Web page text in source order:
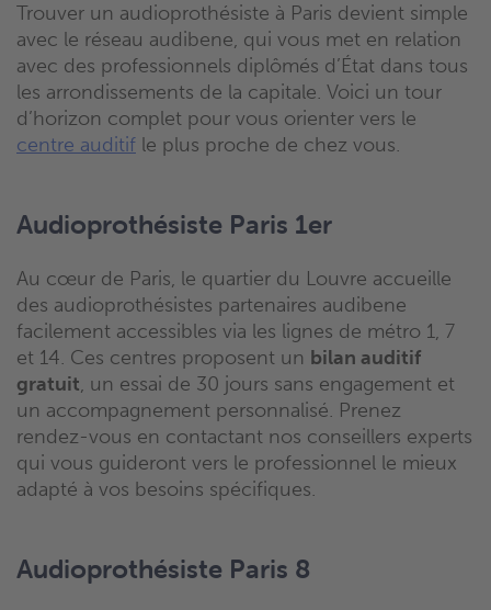
Trouver un audioprothésiste à Paris devient simple
avec le réseau audibene, qui vous met en relation
avec des professionnels diplômés d’État dans tous
les arrondissements de la capitale. Voici un tour
d’horizon complet pour vous orienter vers le
centre auditif le plus proche de chez vous.
Audioprothésiste Paris 1er
Au cœur de Paris, le quartier du Louvre accueille
des audioprothésistes partenaires audibene
facilement accessibles via les lignes de métro 1, 7
et 14. Ces centres proposent un bilan auditif
gratuit, un essai de 30 jours sans engagement et
un accompagnement personnalisé. Prenez
rendez-vous en contactant nos conseillers experts
qui vous guideront vers le professionnel le mieux
adapté à vos besoins spécifiques.
Audioprothésiste Paris 8